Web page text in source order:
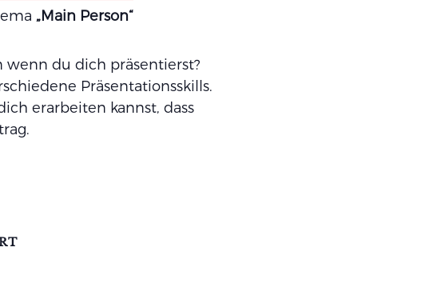
„Main Person“
wenn du dich präsentierst?
Präsentationsskills.
erarbeiten kannst, dass